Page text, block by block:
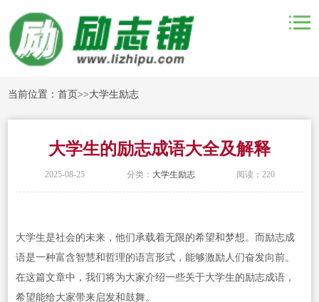
当前位置：首页>>大学生励志
大学生的励志成语大全及解释
2025-08-25 分类： 大学生励志 阅读：220
大学生是社会的未来，他们承载着无限的希望和梦想。而励志成
语是一种富含智慧和哲理的语言形式，能够激励人们奋发向前。
在这篇文章中，我们将为大家介绍一些关于大学生的励志成语，
希望能给大家带来启发和鼓舞。